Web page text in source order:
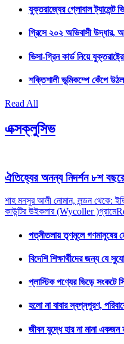
যুক্তরাজ্যের গ্লোবাল ট্যালেন্ট
গ্রিসে ২০২ অভিবাসী উদ্ধার,
ভিসা-গ্রিন কার্ড নিয়ে
শক্তিশালী ভূমিকম্পে কেঁপে
Read All
এক্সক্লুসিভ
ঐতিহ্যের অনন্য নিদর্শন ৮শ
শাহ মনসুর আলী নোমান, লন্ডন থেকে:
কাউন্টির উইকলার (Wycoller )গ্রামে
পত্নীতলায় তৃণমূলে গণমানুষের
বিদেশি শিক্ষার্থীদের জন্য যে
প্লাস্টিক পণ্যের ভিড়ে সংকটে
হলো না বাবার স্বপ্নপূরণ,
জীবন যুদ্ধে হার না মানা একজন